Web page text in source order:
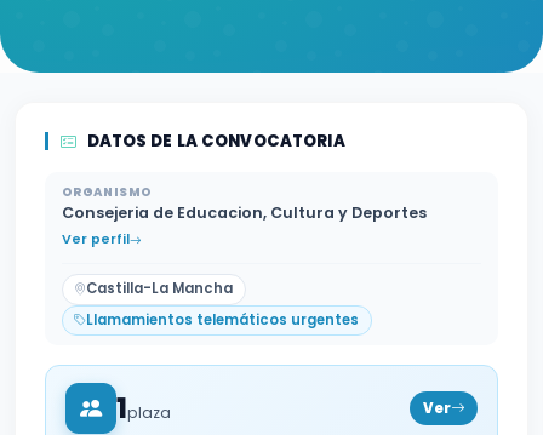
DATOS DE LA CONVOCATORIA
ORGANISMO
Consejeria de Educacion, Cultura y Deportes
Ver perfil
Castilla-La Mancha
Llamamientos telemáticos urgentes
1plaza Ver